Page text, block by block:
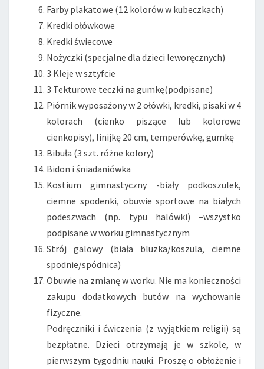
Farby plakatowe (12 kolorów w kubeczkach)
Kredki ołówkowe
Kredki świecowe
Nożyczki (specjalne dla dzieci leworęcznych)
3 Kleje w sztyfcie
3 Tekturowe teczki na gumkę(podpisane)
Piórnik wyposażony w 2 ołówki, kredki, pisaki w 4
kolorach (cienko piszące lub kolorowe
cienkopisy), linijkę 20 cm, temperówkę, gumkę
Bibuła (3 szt. różne kolory)
Bidon i śniadaniówka
Kostium gimnastyczny -biały podkoszulek,
ciemne spodenki, obuwie sportowe na białych
podeszwach (np. typu halówki) –wszystko
podpisane w worku gimnastycznym
Strój galowy (biała bluzka/koszula, ciemne
spodnie/spódnica)
Obuwie na zmianę w worku. Nie ma konieczności
zakupu dodatkowych butów na wychowanie
fizyczne.
Podręczniki i ćwiczenia (z wyjątkiem religii) są
bezpłatne. Dzieci otrzymają je w szkole, w
pierwszym tygodniu nauki. Proszę o obłożenie i